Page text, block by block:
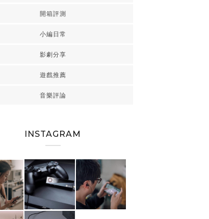
開箱評測
小編日常
影劇分享
遊戲推薦
音樂評論
INSTAGRAM